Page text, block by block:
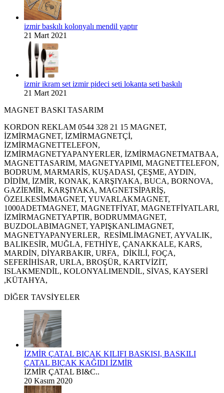
izmir baskılı kolonyalı mendil yaptır
21 Mart 2021
izmir ikram set izmir pideci seti lokanta seti baskılı
21 Mart 2021
MAGNET BASKI TASARIM
KORDON REKLAM 0544 328 21 15 MAGNET,
İZMİRMAGNET, İZMİRMAGNETÇİ,
İZMİRMAGNETTELEFON,
İZMİRMAGNETYAPANYERLER, İZMİRMAGNETMATBAA,
MAGNETTASARIM, MAGNETYAPIMI, MAGNETTELEFON,
BODRUM, MARMARİS, KUŞADASI, ÇEŞME, AYDIN,
DİDİM, İZMİR, KONAK, KARŞIYAKA, BUCA, BORNOVA,
GAZİEMİR, KARŞIYAKA, MAGNETSİPARİŞ,
ÖZELKESİMMAGNET, YUVARLAKMAGNET,
1000ADETMAGNET, MAGNETFİYAT, MAGNETFİYATLARI,
İZMİRMAGNETYAPTIR, BODRUMMAGNET,
BUZDOLABIMAGNET, YAPIŞKANLIMAGNET,
MAGNETYAPANYERLER, RESİMLİMAGNET, AYVALIK,
BALIKESİR, MUĞLA, FETHİYE, ÇANAKKALE, KARS,
MARDİN, DİYARBAKIR, URFA, DİKİLİ, FOÇA,
SEFERİHİSAR, URLA, BROŞÜR, KARTVİZİT,
ISLAKMENDİL, KOLONYALIMENDİL, SİVAS, KAYSERİ
,KÜTAHYA,
DİĞER TAVSİYELER
İZMİR ÇATAL BIÇAK KILIFI BASKISI, BASKILI
ÇATAL BIÇAK KAĞIDI İZMİR
İZMİR ÇATAL BI&C..
20 Kasım 2020